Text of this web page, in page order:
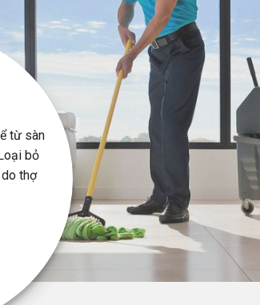
Dọn nhà
Theo lịch cố định, nhân
vệ sinh và dọn dẹp nhà
nhà luôn sạch sẽ,
Liên hệ